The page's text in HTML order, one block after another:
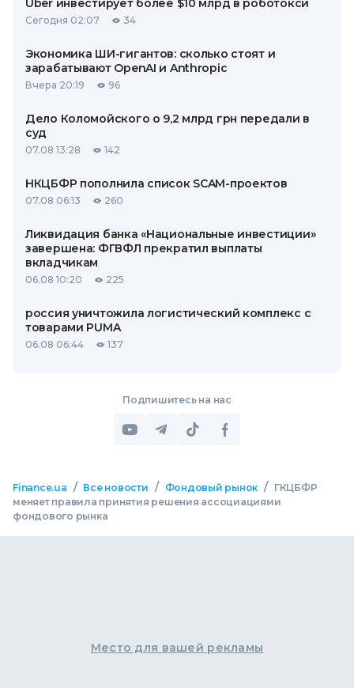
Uber инвестирует более $10 млрд в роботокси
Сегодня 02:07 34
Экономика ШИ-гигантов: сколько стоят и
зарабатывают OpenAI и Anthropic
Вчера 20:19 96
Дело Коломойского о 9,2 млрд грн передали в
суд
07.08 13:28 142
НКЦБФР пополнила список SCAM-проектов
07.08 06:13 260
Ликвидация банка «Национальные инвестиции»
завершена: ФГВФЛ прекратил выплаты
вкладчикам
06.08 10:20 225
россия уничтожила логистический комплекс с
товарами PUMA
06.08 06:44 137
Подпишитесь на нас
Finance.ua / Все новости / Фондовый рынок /
ГКЦБФР
меняет правила принятия решения ассоциациями
фондового рынка
Место для вашей рекламы